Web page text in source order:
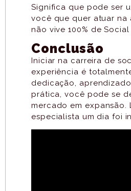
Significa que pode ser
você que quer atuar na
não vive 100% de Social
Conclusão
Iniciar na carreira de
experiência é
dedicação,
prática, você pode se
mercado em expansão.
especialista um dia foi